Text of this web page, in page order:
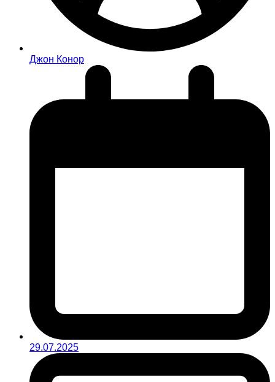
Джон Конор
29.07.2025